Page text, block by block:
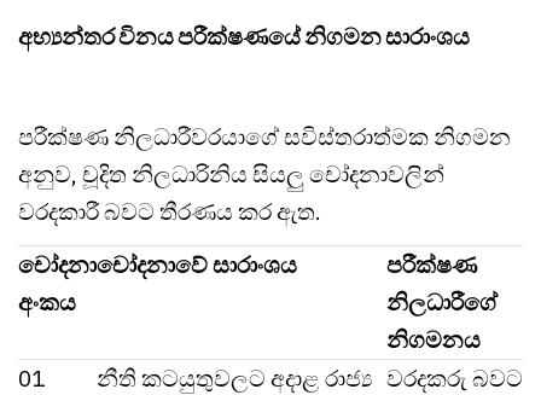
අභ්‍යන්තර විනය පරීක්ෂණයේ නිගමන සාරාංශය
පරීක්ෂණ නිලධාරීවරයාගේ සවිස්තරාත්මක නිගමන
අනුව, චූදිත නිලධාරිනිය සියලු චෝදනාවලින්
වරදකාරී බවට තීරණය කර ඇත.
චෝදනා
අංකය
චෝදනාවේ සාරාංශය
පරීක්ෂණ
නිලධාරීගේ
නිගමනය
01
නීති කටයුතුවලට අදාළ රාජ්‍ය වරදකරු බවට